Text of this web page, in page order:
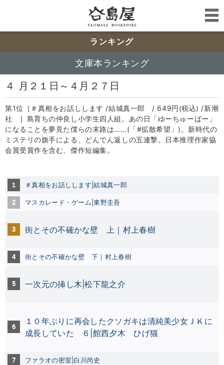
ランキング
文庫本ランキング
４ 月２１日～４月２７日
第1位［＃真相をお話しします /結城真一郎 / 649円(税込) /新潮
社 ］島育ちの仲良し小学生四人組。あの日「ゆーちゅーばー」
になることを夢見た僕らの末路は……(「#拡散希望」)。新時代の
ミステリの旗手による、どんでん返しの五連撃。日本推理作家協
会賞受賞作を含む、傑作短編集。
１ ＃真相をお話しします|結城真一郎
2 マスカレード・ゲーム|東野圭吾
3 街とその不確かな壁 上｜村上春樹
4 街とその不確かな壁 下 ｜村上春樹
5 一次元の挿し木|松下龍之介
6
１０年ぶりに再会したクソガキは清純美少女ＪＫに
成長していた ６|館西夕木
ひげ猫
7 ファラオの密室|白川尚史